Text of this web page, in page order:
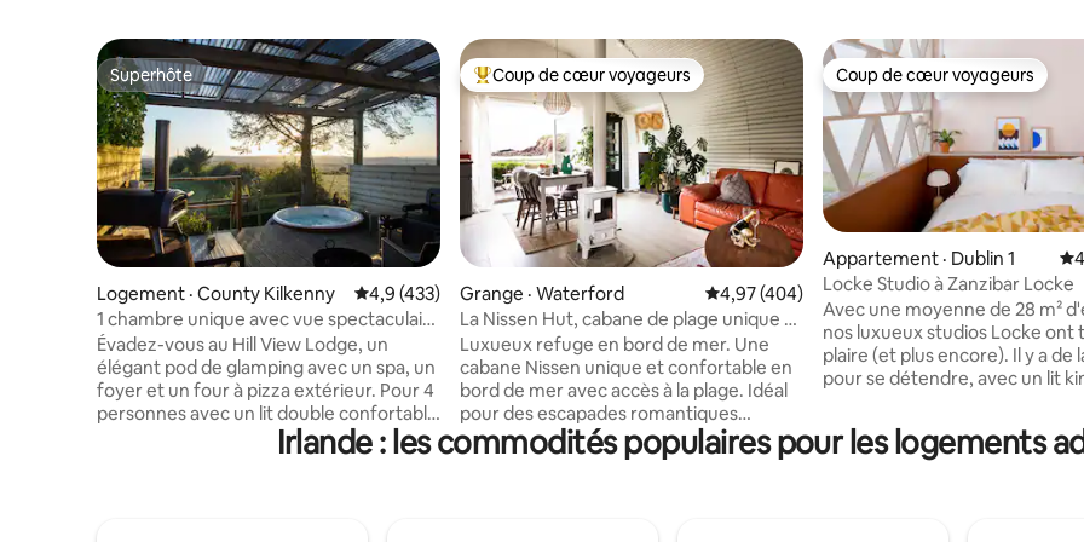
Superhôte
Superhôte
Logement · County Kilkenny Note moyenne de 4,9 sur 5, 433 commentaires
4,9 (433)
1 chambre unique avec vue spectaculaire
et jacuzzi
Évadez-vous au Hill View Lodge, un
élégant pod de glamping avec un spa, un
foyer et un four à pizza extérieur. Pour 4
personnes avec un lit double confortable
et un canapé-lit - parfait pour les
couples, les amis ou les petites familles
Coup de cœur voyageurs parmi les plus aimés
Coup de cœur voyageurs
Grange · Waterford Note moyenne de 4,97 sur 5, 404
4,97 (404)
La Nissen Hut, cabane de plage unique et
élégante
Luxueux refuge en bord de mer. Une
cabane Nissen unique et confortable en
bord de mer avec accès à la plage. Idéal
pour des escapades romantiques
tranquilles. Présentée sur la couverture
du magazine Ireland's Homes Interiors &
Coup de cœur voyageurs
Coup de cœur voyageurs
Appartement · Dublin 1
Locke Studio à Zanzibar Locke
Avec une moyenne de 28 m²
nos luxueux studios Locke ont
plaire (et plus encore). Il y a de la place
pour se détendre, avec un lit
canapé artisanal unique en son
Espace de vie, avec une cuisine
Irlande : les commodités populaires pour les logements